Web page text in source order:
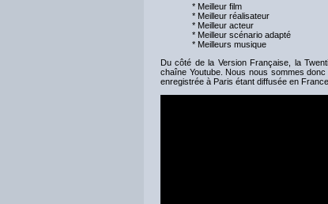
* Meilleur film
* Meilleur réalisateur
* Meilleur acteur
* Meilleur scénario adapté
* Meilleurs musique
Du côté de la Version Française, la
chaîne Youtube. Nous nous sommes
enregistrée à Paris étant diffusée en